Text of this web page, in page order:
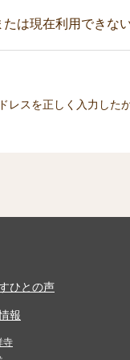
は現在利用できな
スを正しく入力した
ひとの声
報
寺